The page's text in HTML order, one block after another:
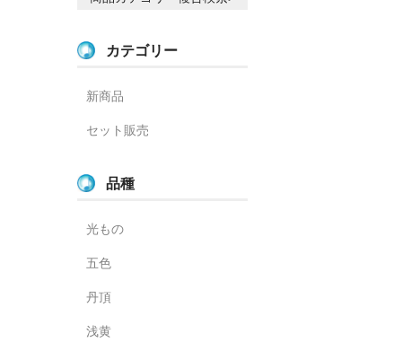
カテゴリー
新商品
セット販売
品種
光もの
五色
丹頂
浅黄